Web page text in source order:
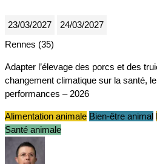
23/03/2027
24/03/2027
Rennes (35)
Adapter l’élevage des porcs et des
changement climatique sur la santé,
performances – 2026
Alimentation animale Bien-être animal
Santé animale